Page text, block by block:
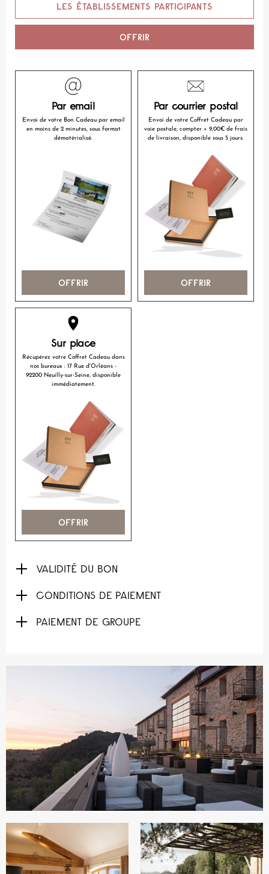
LES ÉTABLISSEMENTS PARTICIPANTS
OFFRIR
Par email
Envoi de votre Bon Cadeau par email
en moins de 2 minutes, sous format
dématérialisé.
OFFRIR
Par courrier postal
Envoi de votre Coffret Cadeau par
voie postale, compter + 9,00€ de frais
de livraison, disponible sous 5 jours.
OFFRIR
Sur place
Récupérez votre Coffret Cadeau dans
nos bureaux : 17 Rue d'Orléans -
92200 Neuilly-sur-Seine, disponible
immédiatement.
OFFRIR
VALIDITÉ DU BON
CONDITIONS DE PAIEMENT
PAIEMENT DE GROUPE